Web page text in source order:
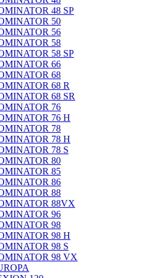
48 SP
50
56
58
58 SP
66
68
68 R
68 SR
76
76 H
78
78 H
78 S
80
85
86
88
88VX
96
98
98 H
98 S
98 VX